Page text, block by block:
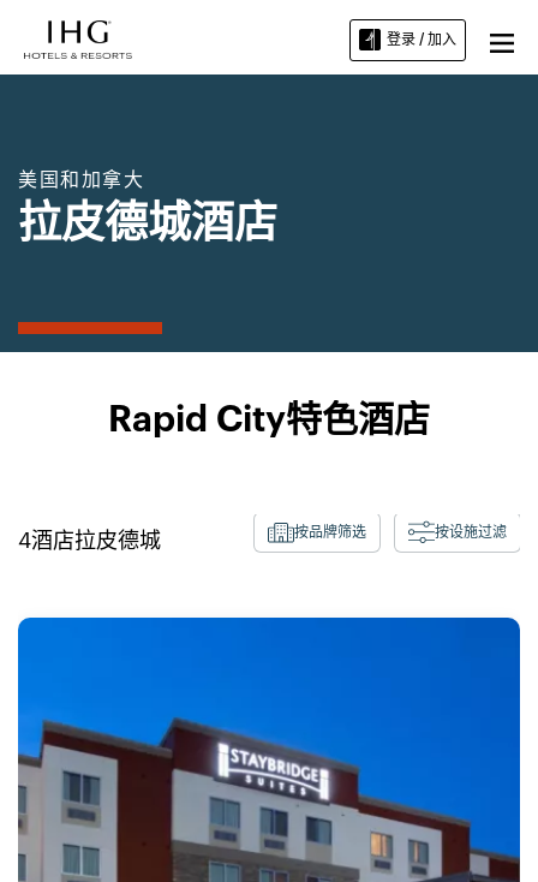
登录 / 加入
美国和加拿大
拉皮德城酒店
Rapid City特色酒店
4酒店拉皮德城 按品牌筛选 按设施过滤